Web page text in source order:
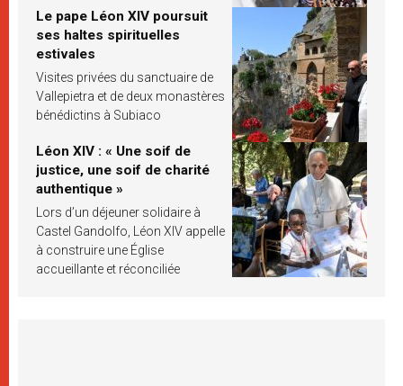
Le pape Léon XIV poursuit
ses haltes spirituelles
estivales
Visites privées du sanctuaire de
Vallepietra et de deux monastères
bénédictins à Subiaco
Léon XIV : « Une soif de
justice, une soif de charité
authentique »
Lors d’un déjeuner solidaire à
Castel Gandolfo, Léon XIV appelle
à construire une Église
accueillante et réconciliée